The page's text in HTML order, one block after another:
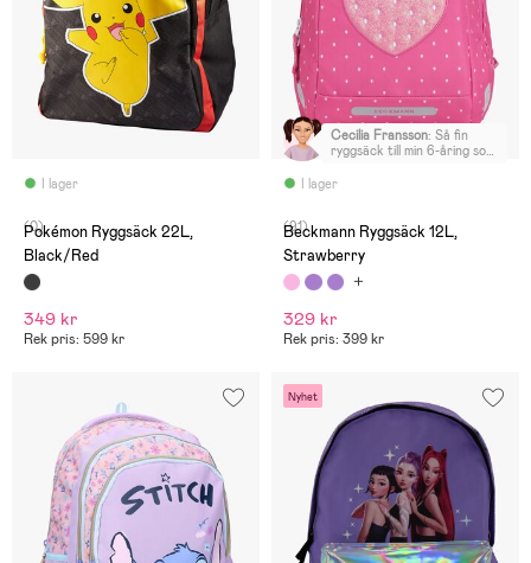
I lager
(0)
Pokémon Ryggsäck 22L,
Black/Red
349 kr
Rek pris: 599 kr
I lager
Cecilia Fransson: Så fin
ryggsäck till min 6-åring som
storlek, väldigt bra
sidfickor utanpå för t ex
vattenflaska. Bara en inne i
ryggsäcken. Vi är
supernöjda med ryggsäcken!
(91)
Beckmann Ryggsäck 12L,
Strawberry
329 kr
Rek pris: 399 kr
Nyhet